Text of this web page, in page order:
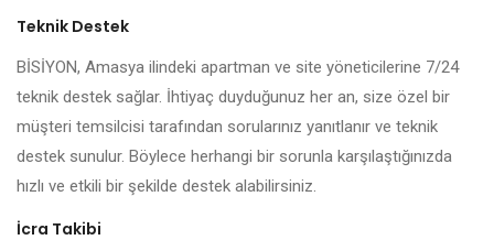
Teknik Destek
BİSİYON, Amasya ilindeki apartman ve site yöneticilerine 7/24
teknik destek sağlar. İhtiyaç duyduğunuz her an, size özel bir
müşteri temsilcisi tarafından sorularınız yanıtlanır ve teknik
destek sunulur. Böylece herhangi bir sorunla karşılaştığınızda
hızlı ve etkili bir şekilde destek alabilirsiniz.
İcra Takibi